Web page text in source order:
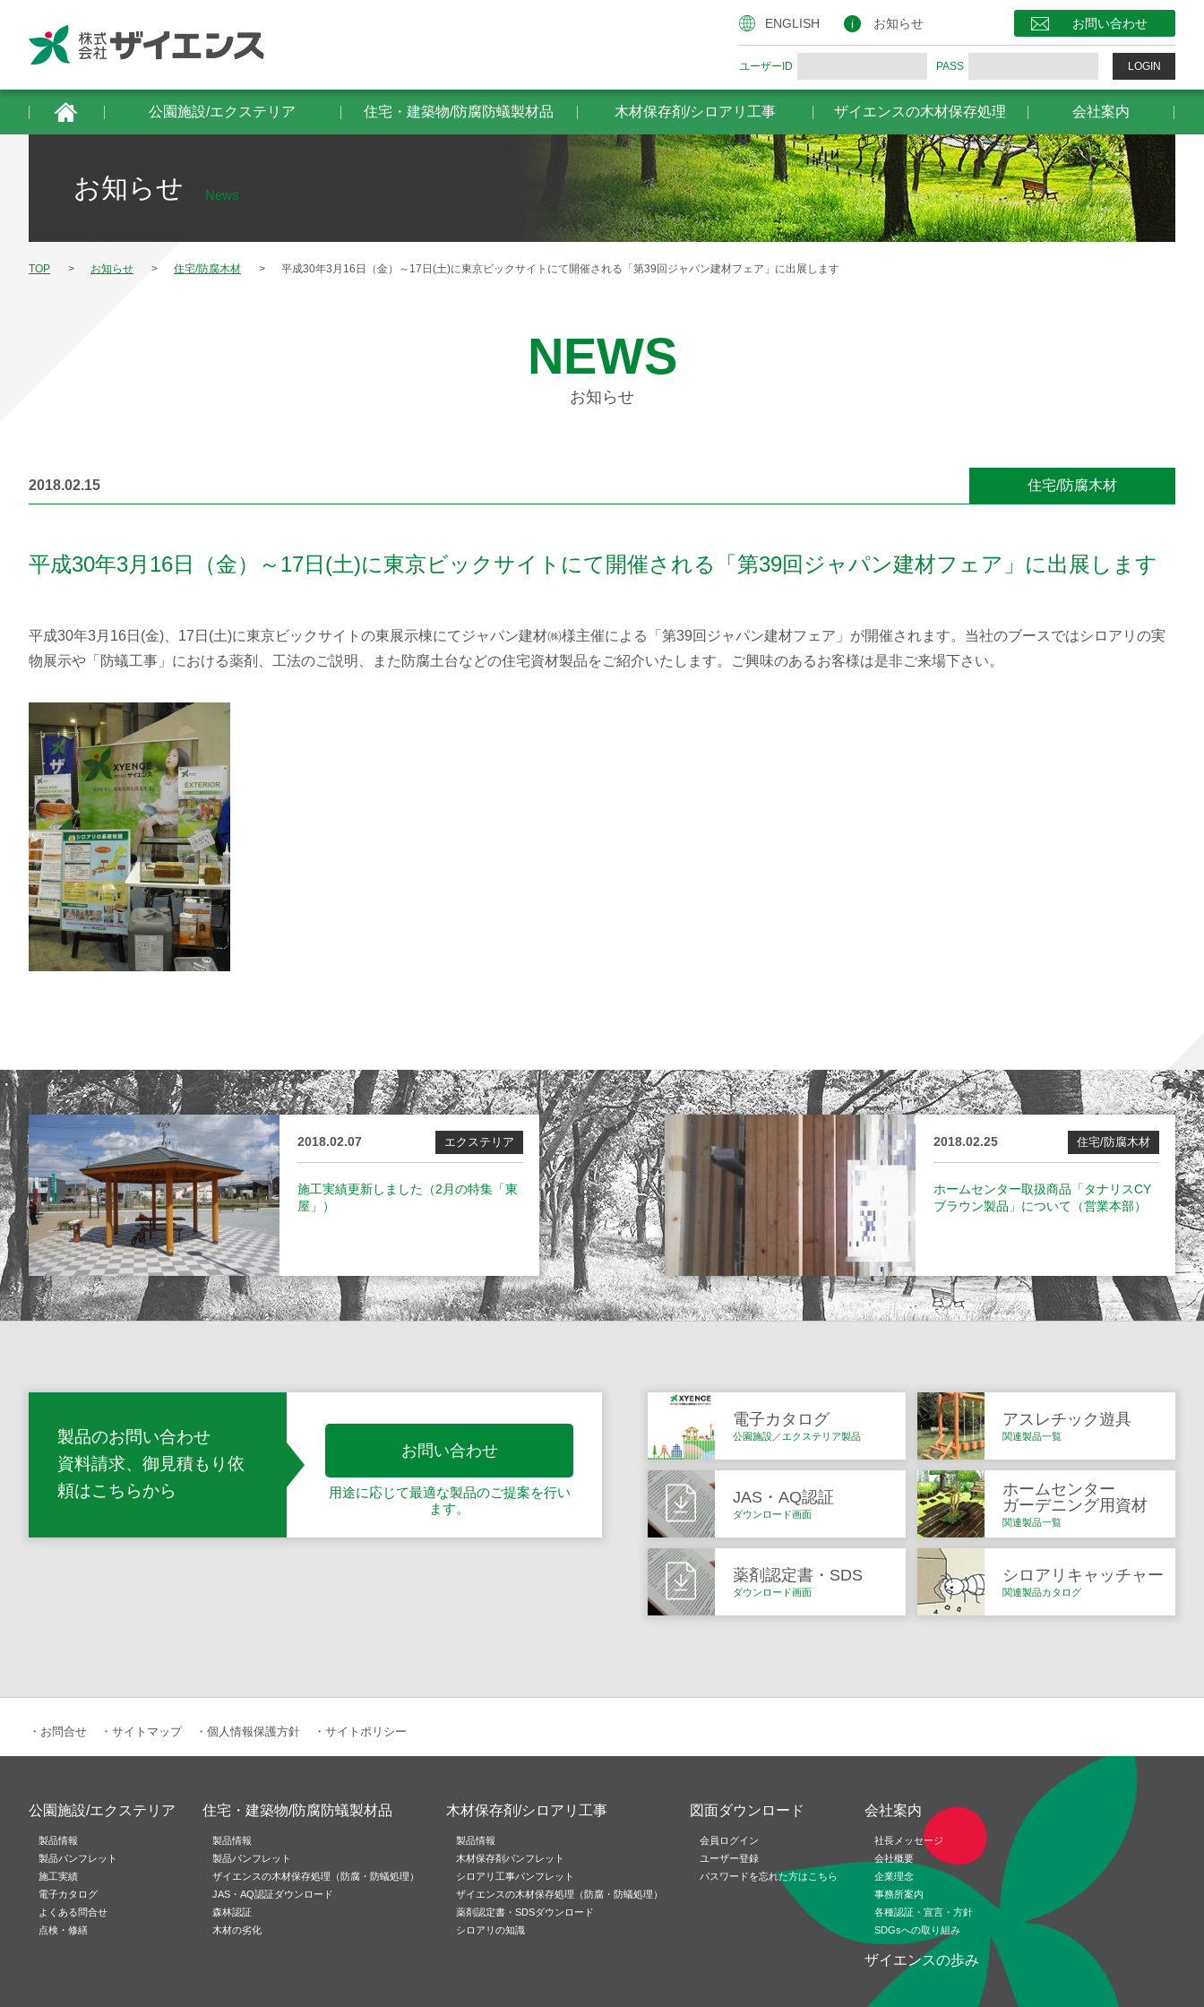
ENGLISH お知らせ お問い合わせ
ユーザーID PASS LOGIN
公園施設/エクステリア 住宅・建築物/防腐防蟻製材品 木材保存剤/シロアリ工事 ザイエンスの木材保存処理 会社案内
お知らせ News
TOP お知らせ 住宅/防腐木材 平成30年3月16日（金）～17日(土)に東京ビックサイトにて開催される「第39回ジャパン建材フェア」に出展します
NEWS
お知らせ
2018.02.15 住宅/防腐木材
平成30年3月16日（金）～17日(土)に東京ビックサイトにて開催される「第39回ジャパン建材フェア」に出展します
平成30年3月16日(金)、17日(土)に東京ビックサイトの東展示棟にてジャパン建材㈱様主催による「第39回ジャパン建材フェア」が開催されます。当社のブースではシロアリの実
物展示や「防蟻工事」における薬剤、工法のご説明、また防腐土台などの住宅資材製品をご紹介いたします。ご興味のあるお客様は是非ご来場下さい。
2018.02.07 エクステリア
施工実績更新しました（2月の特集「東
屋」）
2018.02.25 住宅/防腐木材
ホームセンター取扱商品「タナリスCY
ブラウン製品」について（営業本部）
製品のお問い合わせ
資料請求、御見積もり依
頼はこちらから
お問い合わせ
用途に応じて最適な製品のご提案を行い
ます。
電子カタログ
公園施設／エクステリア製品
アスレチック遊具
関連製品一覧
JAS・AQ認証
ダウンロード画面
ホームセンター
ガーデニング用資材
関連製品一覧
薬剤認定書・SDS
ダウンロード画面
シロアリキャッチャー
関連製品カタログ
お問合せ サイトマップ 個人情報保護方針 サイトポリシー
公園施設/エクステリア
製品情報
製品パンフレット
施工実績
電子カタログ
よくある問合せ
点検・修繕
住宅・建築物/防腐防蟻製材品
製品情報
製品パンフレット
ザイエンスの木材保存処理（防腐・防蟻処理）
JAS・AQ認証ダウンロード
森林認証
木材の劣化
木材保存剤/シロアリ工事
製品情報
木材保存剤パンフレット
シロアリ工事パンフレット
ザイエンスの木材保存処理（防腐・防蟻処理）
薬剤認定書・SDSダウンロード
シロアリの知識
図面ダウンロード
会員ログイン
ユーザー登録
パスワードを忘れた方はこちら
会社案内
社長メッセージ
会社概要
企業理念
事務所案内
各種認証・宣言・方針
SDGsへの取り組み
ザイエンスの歩み
ザイエンスの木材保存処理 会社案内 お問い合わせ